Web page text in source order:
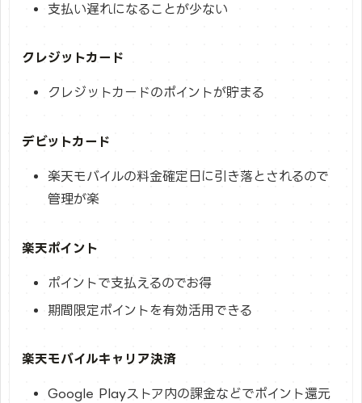
支払い遅れになることが少ない
クレジットカード
クレジットカードのポイントが貯まる
デビットカード
楽天モバイルの料金確定日に引き落とされるので
管理が楽
楽天ポイント
ポイントで支払えるのでお得
期間限定ポイントを有効活用できる
楽天モバイルキャリア決済
Google Playストア内の課金などでポイント還元